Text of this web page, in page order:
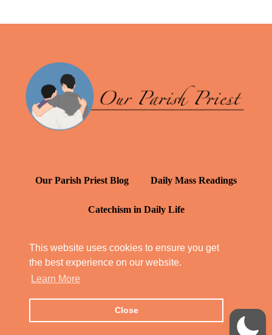
This website uses cookies to ensure you get
the best experience on our website.
Learn More
Close
Our Parish Priest Blog Daily Mass Readings
Catechism in Daily Life
YT: Tambuli ng Kagalakan
© Our Parish Priest 2022 - 2026